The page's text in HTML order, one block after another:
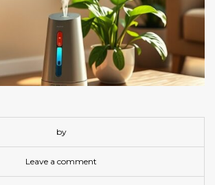
by
Leave a comment